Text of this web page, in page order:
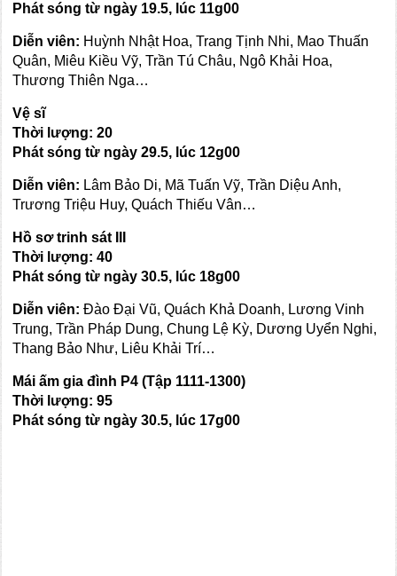
Phát sóng từ ngày 19.5, lúc 11g00
Diễn viên: Huỳnh Nhật Hoa, Trang Tịnh Nhi, Mao Thuấn
Quân, Miêu Kiều Vỹ, Trần Tú Châu, Ngô Khải Hoa,
Thương Thiên Nga…
Vệ sĩ
Thời lượng:20
Phát sóng từ ngày29.5, lúc 12g00
Diễn viên: Lâm Bảo Di, Mã Tuấn Vỹ, Trần Diệu Anh,
Trương Triệu Huy, Quách Thiếu Vân…
Hồ sơ trinh sát III
Thời lượng: 40
Phát sóng từ ngày30.5, lúc 18g00
Diễn viên:Đào Đại Vũ, Quách Khả Doanh, Lương Vinh
Trung, Trần Pháp Dung, Chung Lệ Kỳ, Dương Uyển Nghi,
Thang Bảo Như, Liêu Khải Trí…
Mái ấm gia đình P4 (Tập 1111-1300)
Thời lượng: 95
Phát sóng từ ngày30.5, lúc 17g00